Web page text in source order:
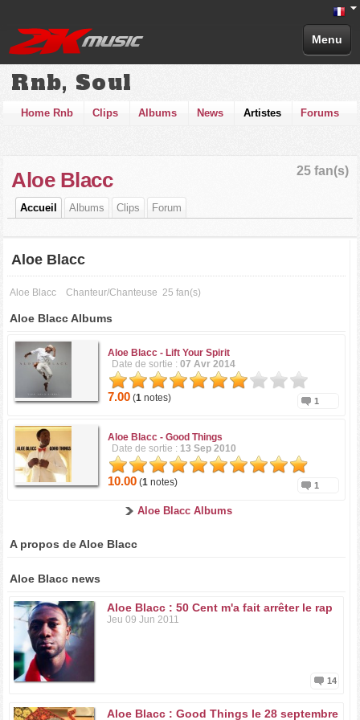
Menu
Rnb, Soul
Home Rnb Clips Albums News Artistes Forums
25 fan(s)
Aloe Blacc
Accueil Albums Clips Forum
Aloe Blacc
Aloe Blacc Chanteur/Chanteuse 25 fan(s)
Aloe Blacc Albums
Aloe Blacc - Lift Your Spirit
Date de sortie :07 Avr 2014
7.00 (1 notes) 1
Aloe Blacc -Good Things
Date de sortie : 13 Sep 2010
10.00 (1 notes) 1
Aloe Blacc Albums
A propos de Aloe Blacc
Aloe Blacc news
Aloe Blacc : 50 Cent m'a fait arrêter le rap
Jeu 09 Jun 2011
14
Aloe Blacc : Good Things le 28 septembre